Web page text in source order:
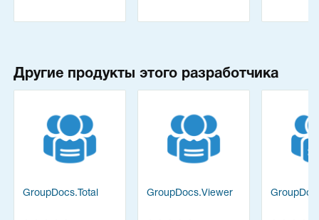
Другие продукты этого разработчика
GroupDocs.Total GroupDocs.Viewer